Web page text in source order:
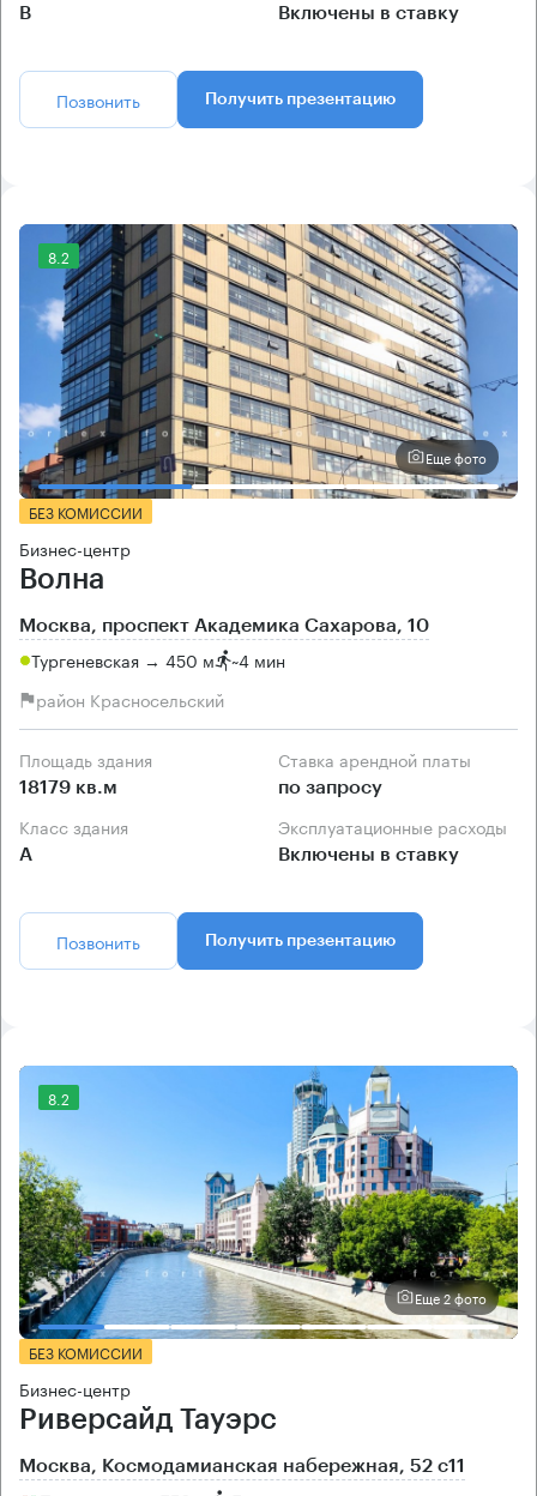
B Включены в ставку
Позвонить Получить презентацию
8.2
Еще фото
БЕЗ КОМИССИИ
Бизнес-центр
Волна
Москва, проспект Академика Сахарова, 10
Тургеневская → 450 м ~4 мин
район Красносельский
Площадь здания
18179 кв.м
Ставка арендной платы
по запросу
Класс здания
А
Эксплуатационные расходы
Включены в ставку
Позвонить Получить презентацию
8.2
Еще 2 фото
БЕЗ КОМИССИИ
Бизнес-центр
Риверсайд Тауэрс
Москва, Космодамианская набережная, 52 с11